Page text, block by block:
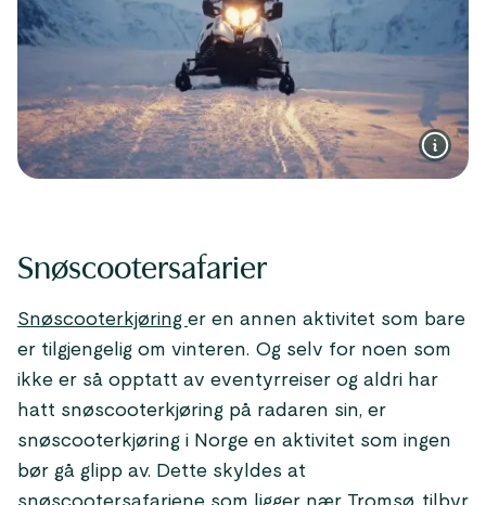
Snøscootersafarier
Snøscooterkjøring er en annen aktivitet som bare
er tilgjengelig om vinteren. Og selv for noen som
ikke er så opptatt av eventyrreiser og aldri har
hatt snøscooterkjøring på radaren sin, er
snøscooterkjøring i Norge en aktivitet som ingen
bør gå glipp av. Dette skyldes at